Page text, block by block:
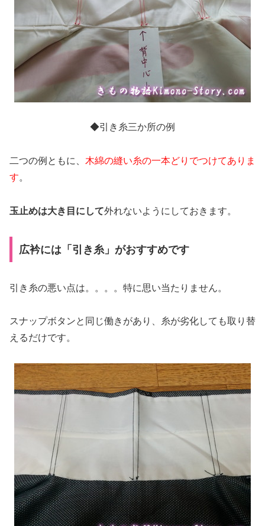
◆引き糸三か所の例
二つの例ともに、 木綿の縫い糸の一本どりでつけてありま
す。
玉止めは大き目にして外れないようにしておきます。
広衿には「引き糸」がおすすめです
引き糸の悪い点は。。。。特に思い当たりません。
スナップボタンと同じ働きがあり、糸が劣化しても取り替
えるだけです。